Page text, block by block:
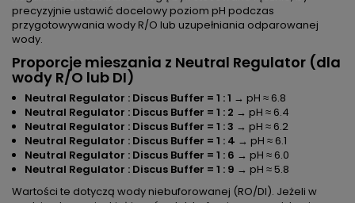
precyzyjnie ustawić docelowy poziom pH podczas
przygotowywania wody R/O lub uzupełniania odparowanej
wody.
Proporcje mieszania z Neutral Regulator (dla
wody R/O lub DI)
Neutral Regulator : Discus Buffer = 1 : 1 → pH ≈ 6.8
Neutral Regulator : Discus Buffer = 1 : 2 → pH ≈ 6.4
Neutral Regulator : Discus Buffer = 1 : 3 → pH ≈ 6.2
Neutral Regulator : Discus Buffer = 1 : 4 → pH ≈ 6.1
Neutral Regulator : Discus Buffer = 1 : 6 → pH ≈ 6.0
Neutral Regulator : Discus Buffer = 1 : 9 → pH ≈ 5.8
Wartości te dotyczą wody niebuforowanej (RO/DI). Jeżeli w